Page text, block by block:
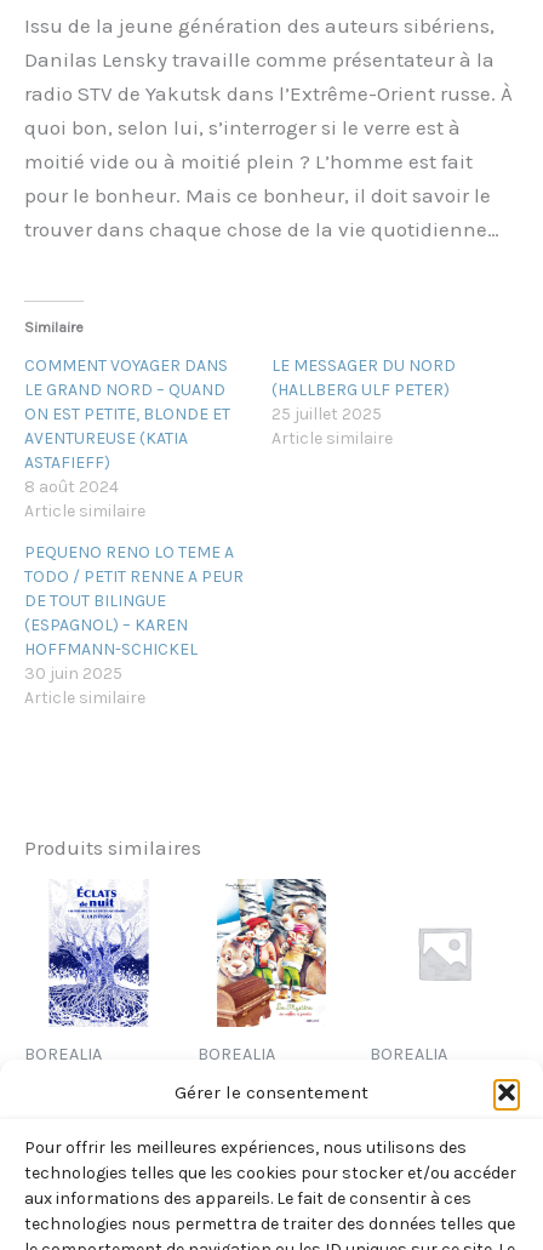
Gérer le consentement
Pour offrir les meilleures expériences, nous utilisons des
technologies telles que les cookies pour stocker et/ou accéder
aux informations des appareils. Le fait de consentir à ces
technologies nous permettra de traiter des données telles que
Issu de la jeune génération des auteurs sibériens,
Danilas Lensky travaille comme présentateur à la
radio STV de Yakutsk dans l’Extrême-Orient russe. À
quoi bon, selon lui, s’interroger si le verre est à
moitié vide ou à moitié plein ? L’homme est fait
pour le bonheur. Mais ce bonheur, il doit savoir le
trouver dans chaque chose de la vie quotidienne…
Similaire
COMMENT VOYAGER DANS
LE GRAND NORD – QUAND
ON EST PETITE, BLONDE ET
AVENTUREUSE (KATIA
ASTAFIEFF)
8 août 2024
Article similaire
LE MESSAGER DU NORD
(HALLBERG ULF PETER)
25 juillet 2025
Article similaire
PEQUENO RENO LO TEME A
TODO / PETIT RENNE A PEUR
DE TOUT BILINGUE
(ESPAGNOL) – KAREN
HOFFMANN-SCHICKEL
30 juin 2025
Article similaire
Produits similaires
BOREALIA
(ULZIITUGS –
RENCHIN)
14,00€ TTC
BOREALIA
MYSTERE DU
FORMAT
(HOFFMANN-
SCHICKEL –
BOREALIA
Ajouter
au
panier